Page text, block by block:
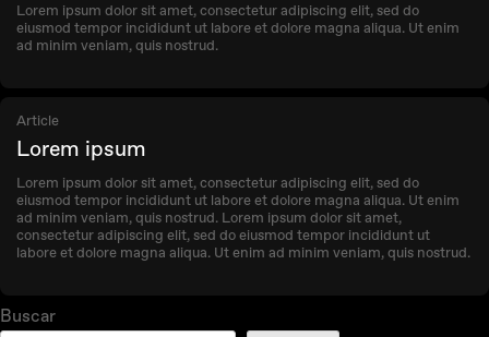
Lorem ipsum dolor sit amet, consectetur adipiscing elit, sed do
eiusmod tempor incididunt ut labore et dolore magna aliqua. Ut enim
ad minim veniam, quis nostrud.
Article
Lorem ipsum
Lorem ipsum dolor sit amet, consectetur adipiscing elit, sed do
eiusmod tempor incididunt ut labore et dolore magna aliqua. Ut enim
ad minim veniam, quis nostrud. Lorem ipsum dolor sit amet,
consectetur adipiscing elit, sed do eiusmod tempor incididunt ut
labore et dolore magna aliqua. Ut enim ad minim veniam, quis nostrud.
Buscar